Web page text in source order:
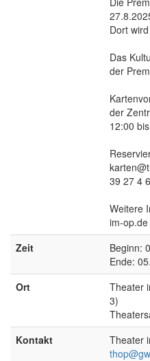
Dort
Das
der
der
12:00
39 27 4
Weitere
im-op.de
Zeit
Beginn:
Ende:
Ort
Theater
3)
Kontakt
Theater